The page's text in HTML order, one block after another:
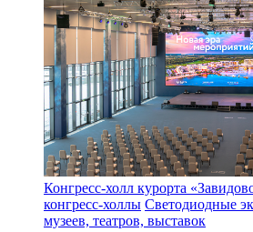
Конгресс-холл курорта
конгресс-холлы Светодиодные
музеев, театров, выставок